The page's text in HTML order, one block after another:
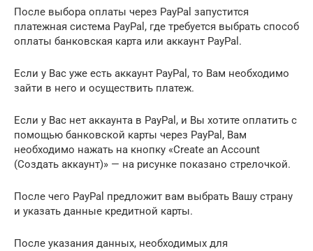
После выбора оплаты через PayPal запустится
платежная система PayPal, где требуется выбрать способ
оплаты банковская карта или аккаунт PayPal.
Если у Вас уже есть аккаунт PayPal, то Вам необходимо
зайти в него и осуществить платеж.
Если у Вас нет аккаунта в PayPal, и Вы хотите оплатить с
помощью банковской карты через PayPal, Вам
необходимо нажать на кнопку «Create an Account
(Создать аккаунт)» — на рисунке показано стрелочкой.
После чего PayPal предложит вам выбрать Вашу страну
и указать данные кредитной карты.
После указания данных, необходимых для